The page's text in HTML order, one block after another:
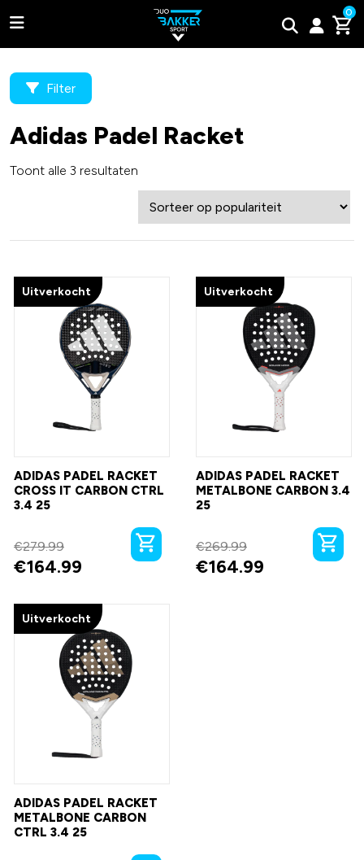
0
Adidas
Wilson
Tweede kans padel rackets
Filter
Adidas Padel Racket
Toont alle 3 resultaten
Uitverkocht
ADIDAS PADEL RACKET
CROSS IT CARBON CTRL
3.4 25
€279.99
€164.99
Uitverkocht
ADIDAS PADEL RACKET
METALBONE CARBON 3.4
25
€269.99
€164.99
Uitverkocht
ADIDAS PADEL RACKET
METALBONE CARBON
CTRL 3.4 25